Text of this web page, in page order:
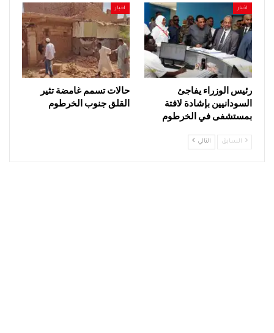
اخبار
رئيس الوزراء يفاجئ
السودانيين بإشادة لافتة
بمستشفى في الخرطوم
اخبار
حالات تسمم غامضة تثير
القلق جنوب الخرطوم
السابق التالي